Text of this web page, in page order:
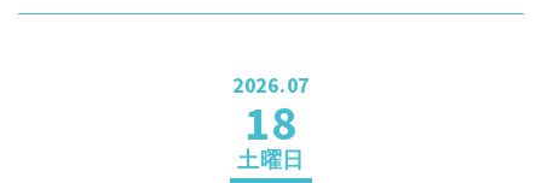
2026.07
18
土曜日